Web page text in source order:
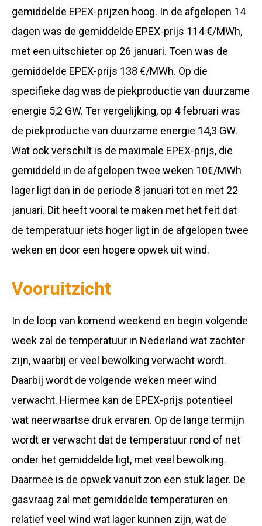
gemiddelde EPEX-prijzen hoog. In de afgelopen 14
dagen was de gemiddelde EPEX-prijs 114 €/MWh,
met een uitschieter op 26 januari. Toen was de
gemiddelde EPEX-prijs 138 €/MWh. Op die
specifieke dag was de piekproductie van duurzame
energie 5,2 GW. Ter vergelijking, op 4 februari was
de piekproductie van duurzame energie 14,3 GW.
Wat ook verschilt is de maximale EPEX-prijs, die
gemiddeld in de afgelopen twee weken 10€/MWh
lager ligt dan in de periode 8 januari tot en met 22
januari. Dit heeft vooral te maken met het feit dat
de temperatuur iets hoger ligt in de afgelopen twee
weken en door een hogere opwek uit wind.
Vooruitzicht
In de loop van komend weekend en begin volgende
week zal de temperatuur in Nederland wat zachter
zijn, waarbij er veel bewolking verwacht wordt.
Daarbij wordt de volgende weken meer wind
verwacht. Hiermee kan de EPEX-prijs potentieel
wat neerwaartse druk ervaren. Op de lange termijn
wordt er verwacht dat de temperatuur rond of net
onder het gemiddelde ligt, met veel bewolking.
Daarmee is de opwek vanuit zon een stuk lager. De
gasvraag zal met gemiddelde temperaturen en
relatief veel wind wat lager kunnen zijn, wat de